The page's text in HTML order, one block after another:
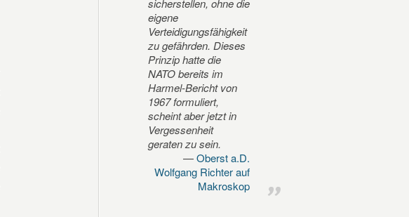
eigene
Verteidigungsfähigkeit
zu gefährden. Dieses
Prinzip hatte die
NATO bereits im
Harmel-Bericht von
1967 formuliert,
scheint aber jetzt in
Vergessenheit
geraten zu sein.
Oberst a.D.
Wolfgang Richter auf
Makroskop